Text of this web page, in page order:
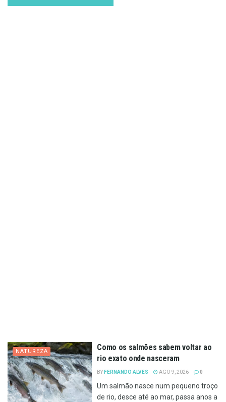
NATUREZA
Como os salmões sabem voltar ao
rio exato onde nasceram
BY FERNANDO ALVES AGO 9, 2026 0
Um salmão nasce num pequeno troço
de rio, desce até ao mar, passa anos a